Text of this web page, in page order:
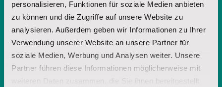
personalisieren, Funktionen für soziale Medien anbieten
zu können und die Zugriffe auf unsere Website zu
analysieren. Außerdem geben wir Informationen zu Ihrer
Verwendung unserer Website an unsere Partner für
soziale Medien, Werbung und Analysen weiter. Unsere
Partner führen diese Informationen möglicherweise mit
Einwilligung informieren wir Sie per E-Mail mit unserer Broschüre über
unsere Arbeit und die Möglichkeit uns durch Spenden zu unterstützen.
ANFORDERN